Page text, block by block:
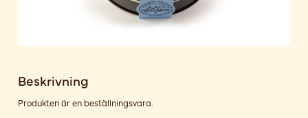
Beskrivning
Produkten är en beställningsvara.